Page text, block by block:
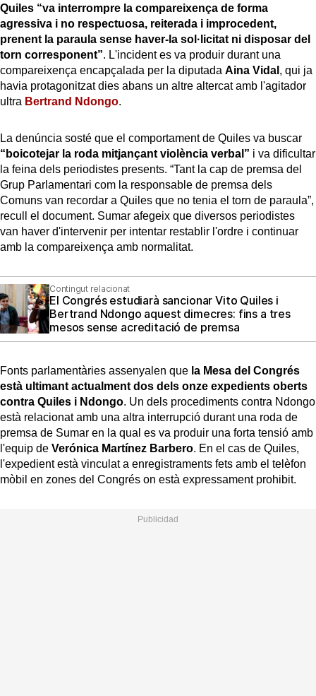
Quiles “va interrompre la compareixença de forma
agressiva i no respectuosa, reiterada i improcedent,
prenent la paraula sense haver-la sol·licitat ni disposar del
torn corresponent”. L'incident es va produir durant una
compareixença encapçalada per la diputada Aina Vidal , qui ja
havia protagonitzat dies abans un altre altercat amb l'agitador
ultra Bertrand Ndongo.
La denúncia sosté que el comportament de Quiles va buscar
“boicotejar la roda mitjançant violència verbal” i va dificultar
la feina dels periodistes presents. “Tant la cap de premsa del
Grup Parlamentari com la responsable de premsa dels
Comuns van recordar a Quiles que no tenia el torn de paraula”,
recull el document. Sumar afegeix que diversos periodistes
van haver d'intervenir per intentar restablir l'ordre i continuar
amb la compareixença amb normalitat.
Contingut relacionat
El Congrés estudiarà sancionar Vito Quiles i
Bertrand Ndongo aquest dimecres: fins a tres
mesos sense acreditació de premsa
Fonts parlamentàries assenyalen que la Mesa del Congrés
està ultimant actualment dos dels onze expedients oberts
contra Quiles i Ndongo. Un dels procediments contra Ndongo
està relacionat amb una altra interrupció durant una roda de
premsa de Sumar en la qual es va produir una forta tensió amb
l'equip de Verónica Martínez Barbero. En el cas de Quiles,
l'expedient està vinculat a enregistraments fets amb el telèfon
mòbil en zones del Congrés on està expressament prohibit.